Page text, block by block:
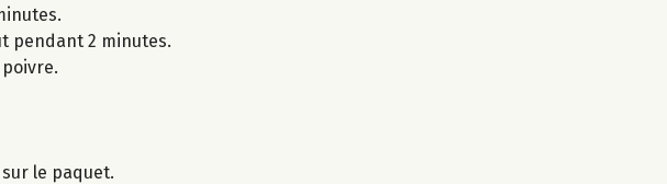
pendant 2 minutes.
le paquet.